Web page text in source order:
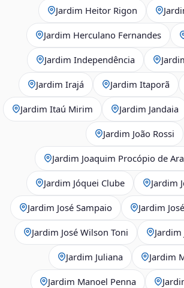
Jardim Heitor Rigon
Jardim Herculano Fernandes
Jardim Independência
Jardim Irajá Jardim Itaporã
Jardim Itaú Mirim Jardim Jandaia
Jardim João Rossi
Jardim Joaquim Procópio de
Jardim Jóquei Clube Jardim
Jardim José Sampaio Jardim
Jardim José Wilson Toni
Jardim Juliana Jardim
Jardim Manoel Penna